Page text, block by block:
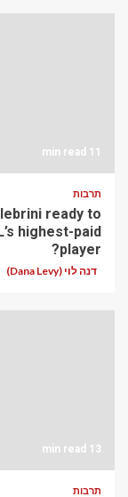
11 min read
תרבות
ready to
highest-paid
player?
דנה לוי (Dana Levy)
13 min read
תרבות